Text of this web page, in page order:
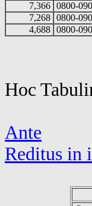
7,366 0800-
7,268 0800-
4,688 0800-
Hoc
Ante
Reditus in